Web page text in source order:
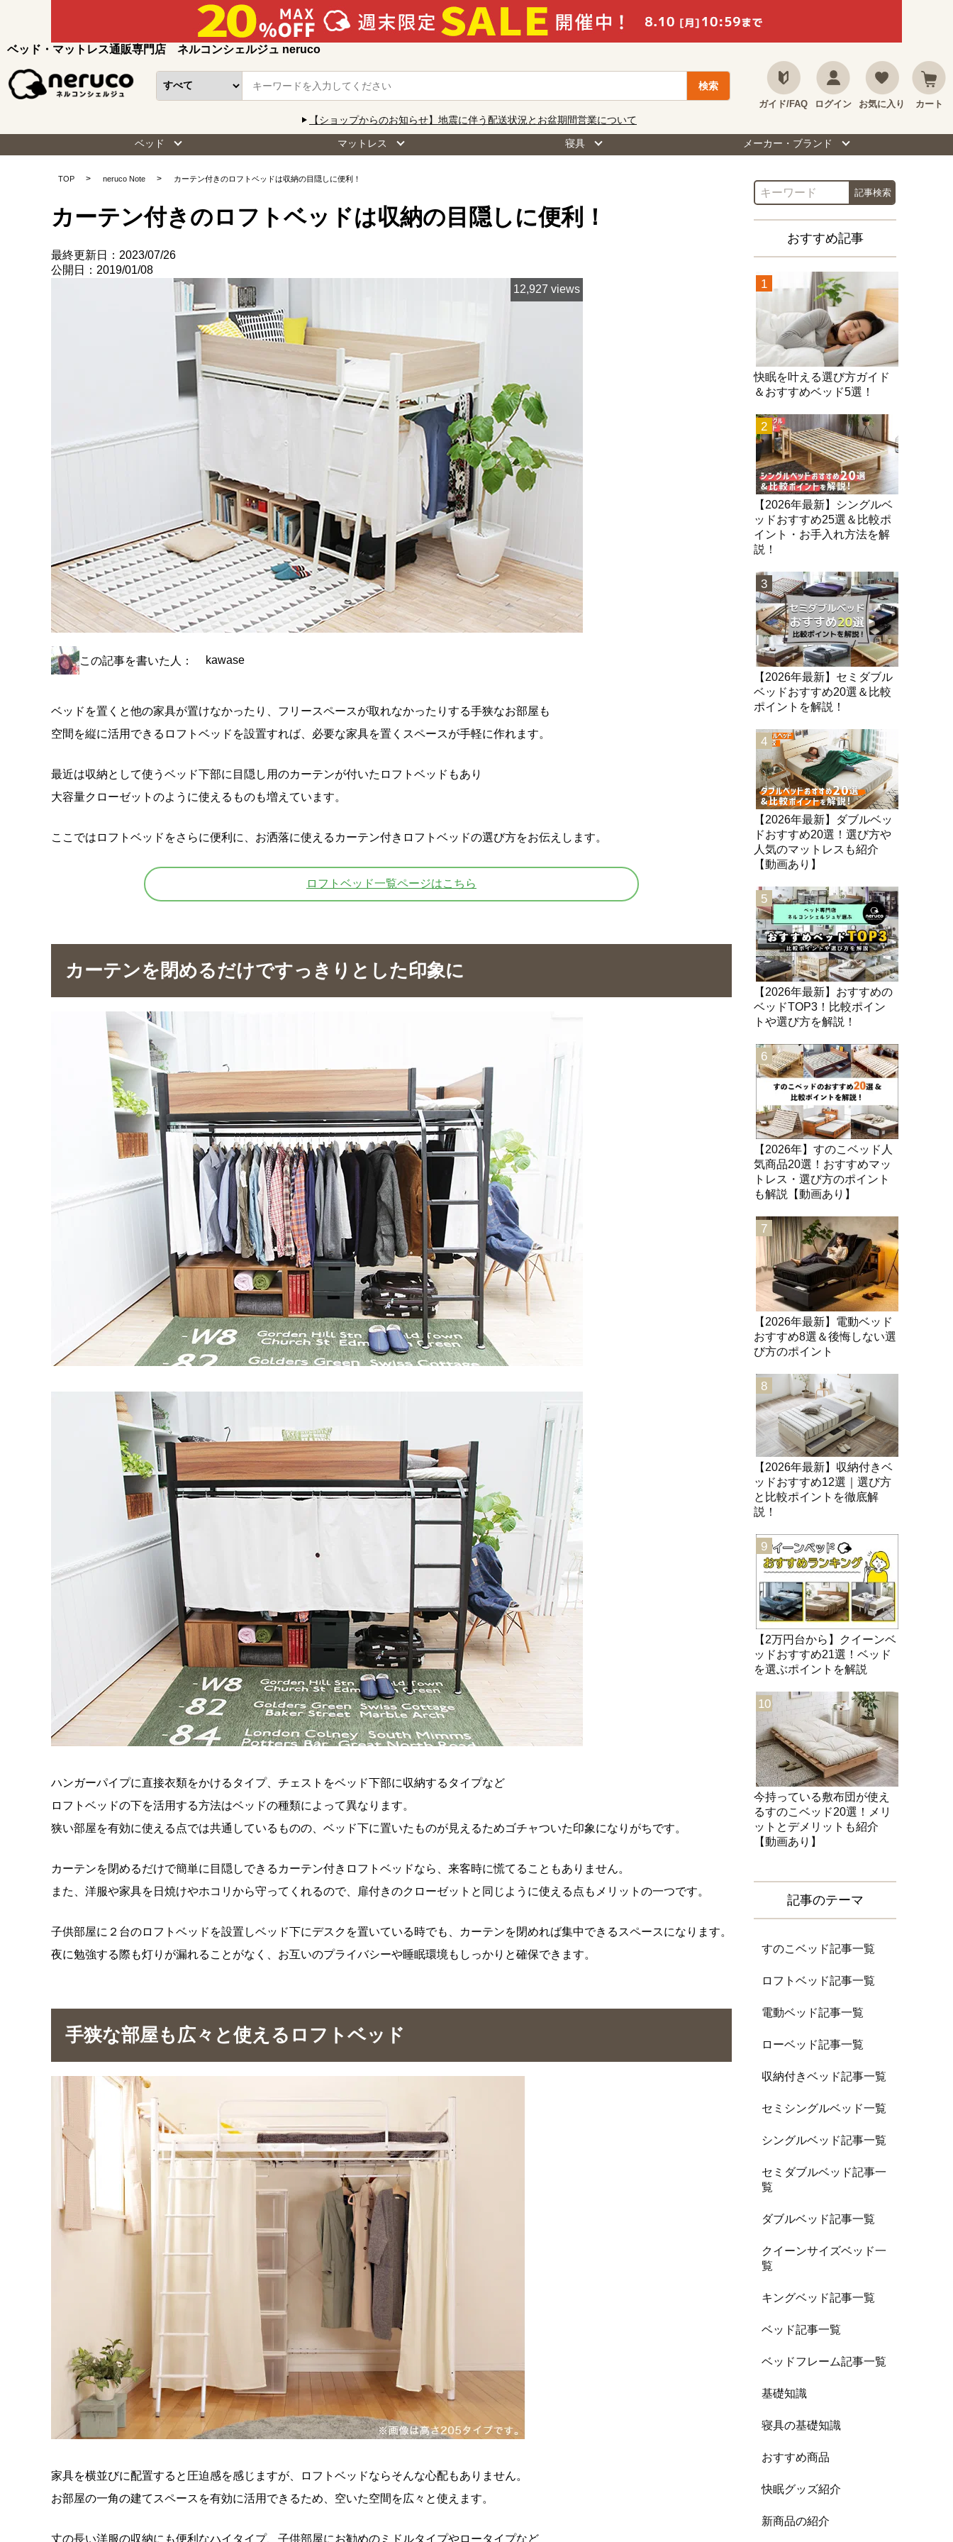
ベッド・マットレス通販専門店 ネルコンシェルジュ neruco
ガイド/FAQ ログイン お気に入り カート
【ショップからのお知らせ】地震に伴う配送状況とお盆期間営業について
ベッド マットレス 寝具 メーカー・ブランド
TOP neruco Note カーテン付きのロフトベッドは収納の目隠しに便利！
カーテン付きのロフトベッドは収納の目隠しに便利！
最終更新日：2023/07/26
公開日：2019/01/08
12,927 views
この記事を書いた人： kawase
ベッドを置くと他の家具が置けなかったり、フリースペースが取れなかったりする手狭なお部屋も
空間を縦に活用できるロフトベッドを設置すれば、必要な家具を置くスペースが手軽に作れます。
最近は収納として使うベッド下部に目隠し用のカーテンが付いたロフトベッドもあり
大容量クローゼットのように使えるものも増えています。
ここではロフトベッドをさらに便利に、お洒落に使えるカーテン付きロフトベッドの選び方をお伝えします。
ロフトベッド一覧ページはこちら
カーテンを閉めるだけですっきりとした印象に
ハンガーパイプに直接衣類をかけるタイプ、チェストをベッド下部に収納するタイプなど
ロフトベッドの下を活用する方法はベッドの種類によって異なります。
狭い部屋を有効に使える点では共通しているものの、ベッド下に置いたものが見えるためゴチャついた印象になりがちです。
カーテンを閉めるだけで簡単に目隠しできるカーテン付きロフトベッドなら、来客時に慌てることもありません。
また、洋服や家具を日焼けやホコリから守ってくれるので、扉付きのクローゼットと同じように使える点もメリットの一つです。
子供部屋に２台のロフトベッドを設置しベッド下にデスクを置いている時でも、カーテンを閉めれば集中できるスペースになります。
夜に勉強する際も灯りが漏れることがなく、お互いのプライバシーや睡眠環境もしっかりと確保できます。
手狭な部屋も広々と使えるロフトベッド
家具を横並びに配置すると圧迫感を感じますが、ロフトベッドならそんな心配もありません。
お部屋の一角の建てスペースを有効に活用できるため、空いた空間を広々と使えます。
丈の長い洋服の収納にも便利なハイタイプ、子供部屋にお勧めのミドルタイプやロータイプなど
おすすめ記事
1
快眠を叶える選び方ガイド
＆おすすめベッド5選！
2
【2026年最新】シングルベ
ッドおすすめ25選＆比較ポ
イント・お手入れ方法を解
説！
3
【2026年最新】セミダブル
ベッドおすすめ20選＆比較
ポイントを解説！
4
【2026年最新】ダブルベッ
ドおすすめ20選！選び方や
人気のマットレスも紹介
【動画あり】
5
【2026年最新】おすすめの
ベッドTOP3！比較ポイン
トや選び方を解説！
6
【2026年】すのこベッド人
気商品20選！おすすめマッ
トレス・選び方のポイント
も解説【動画あり】
7
【2026年最新】電動ベッド
おすすめ8選＆後悔しない選
び方のポイント
8
【2026年最新】収納付きベ
ッドおすすめ12選｜選び方
と比較ポイントを徹底解
説！
9
【2万円台から】クイーンベ
ッドおすすめ21選！ベッド
を選ぶポイントを解説
10
今持っている敷布団が使え
るすのこベッド20選！メリ
ットとデメリットも紹介
【動画あり】
記事のテーマ
すのこベッド記事一覧
ロフトベッド記事一覧
電動ベッド記事一覧
ローベッド記事一覧
収納付きベッド記事一覧
セミシングルベッド一覧
シングルベッド記事一覧
セミダブルベッド記事一
覧
ダブルベッド記事一覧
クイーンサイズベッド一
覧
キングベッド記事一覧
ベッド記事一覧
ベッドフレーム記事一覧
基礎知識
寝具の基礎知識
おすすめ商品
快眠グッズ紹介
新商品の紹介